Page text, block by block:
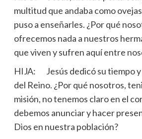
multitud que andaba como
puso a enseñarles. ¿Por qué
ofrecemos nada a nuestros
que viven y sufren aquí entre
HIJA: Jesús dedicó su tiempo y
del Reino. ¿Por qué nosotros,
misión, no tenemos claro en el
debemos anunciar y hacer
Dios en nuestra población?